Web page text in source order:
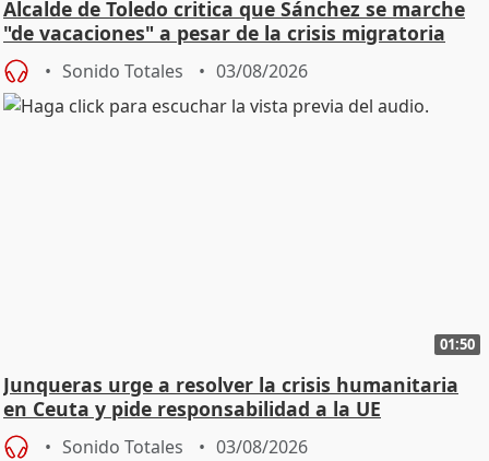
Alcalde de Toledo critica que Sánchez se marche
"de vacaciones" a pesar de la crisis migratoria
Sonido Totales 03/08/2026
01:50
Junqueras urge a resolver la crisis humanitaria
en Ceuta y pide responsabilidad a la UE
Sonido Totales 03/08/2026